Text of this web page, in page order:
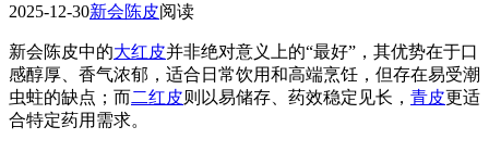
2025-12-30新会陈皮阅读
新会陈皮中的大红皮并非绝对意义上的“最好”，其优势在于口
感醇厚、香气浓郁，适合日常饮用和高端烹饪，但存在易受潮
虫蛀的缺点；而二红皮则以易储存、药效稳定见长， 青皮更适
合特定药用需求。